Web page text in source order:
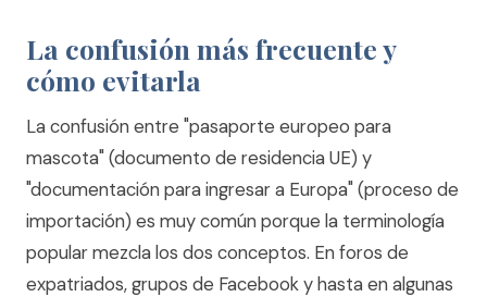
La confusión más frecuente y
cómo evitarla
La confusión entre "pasaporte europeo para
mascota" (documento de residencia UE) y
"documentación para ingresar a Europa" (proceso de
importación) es muy común porque la terminología
popular mezcla los dos conceptos. En foros de
expatriados, grupos de Facebook y hasta en algunas